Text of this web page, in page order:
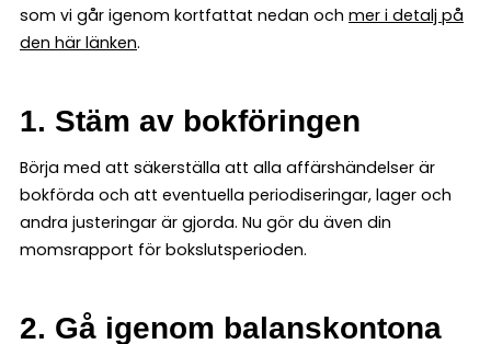
som vi går igenom kortfattat nedan och mer i detalj på
den här länken.
1. Stäm av bokföringen
Börja med att säkerställa att alla affärshändelser är
bokförda och att eventuella periodiseringar, lager och
andra justeringar är gjorda. Nu gör du även din
momsrapport för bokslutsperioden.
2. Gå igenom balanskontona